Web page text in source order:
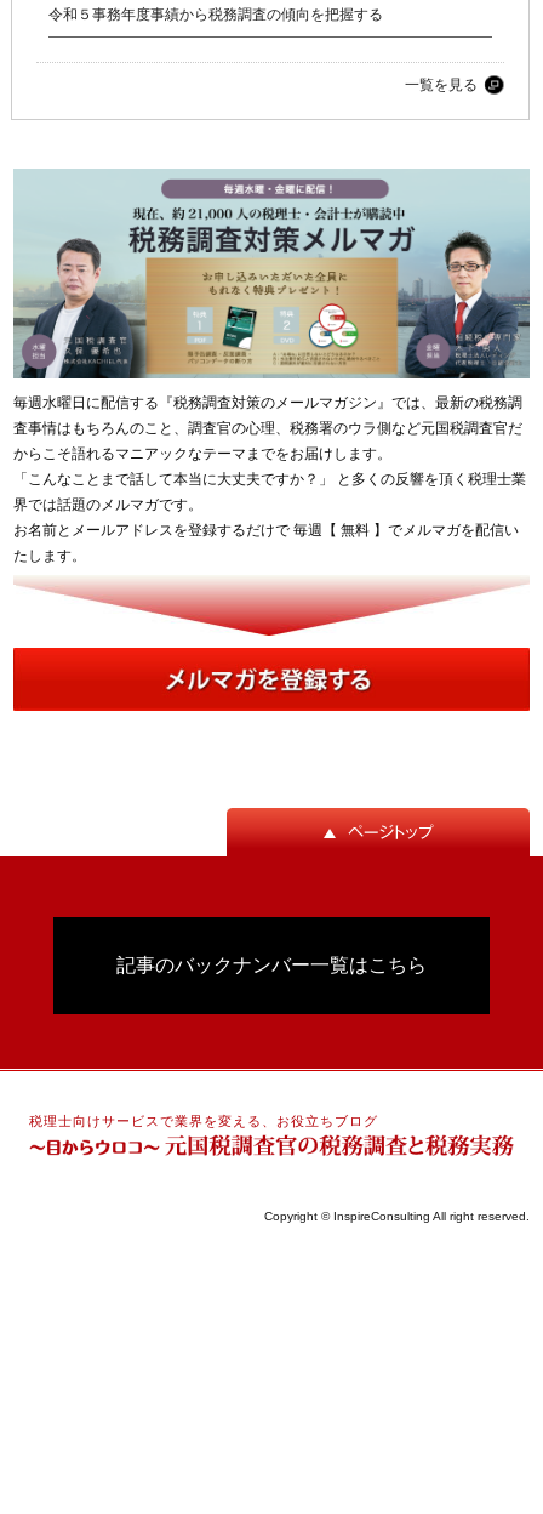
令和５事務年度事績から税務調査の傾向を把握する
一覧を見る
毎週水曜日に配信する『税務調査対策のメールマガジン』では、最新の税務調
査事情はもちろんのこと、調査官の心理、税務署のウラ側など元国税調査官だ
からこそ語れるマニアックなテーマまでをお届けします。
「こんなことまで話して本当に大丈夫ですか？」 と多くの反響を頂く税理士業
界では話題のメルマガです。
お名前とメールアドレスを登録するだけで 毎週【 無料 】でメルマガを配信い
たします。
記事のバックナンバー一覧はこちら
税理士向けサービスで業界を変える、お役立ちブログ
Copyright © InspireConsulting All right reserved.